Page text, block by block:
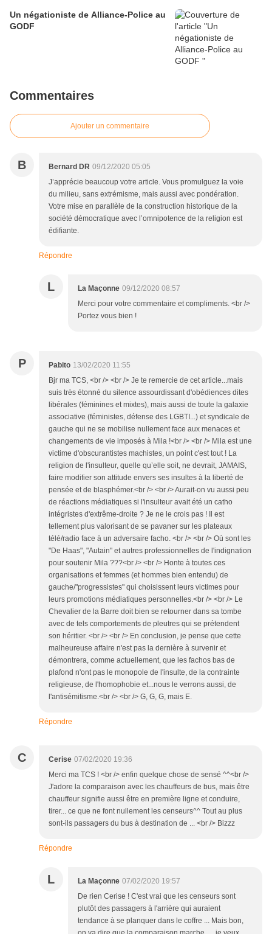
Un négationiste de Alliance-Police au
GODF
Commentaires
Ajouter un commentaire
B Bernard DR 09/12/2020 05:05
J’apprécie beaucoup votre article. Vous promulguez la voie
du milieu, sans extrémisme, mais aussi avec pondération.
Votre mise en parallèle de la construction historique de la
société démocratique avec l’omnipotence de la religion est
édifiante.
Répondre
L La Maçonne 09/12/2020 08:57
Merci pour votre commentaire et compliments. <br />
Portez vous bien !
P Pabito 13/02/2020 11:55
Bjr ma TCS, <br /> <br /> Je te remercie de cet article...mais
suis très étonné du silence assourdissant d'obédiences dites
libérales (féminines et mixtes), mais aussi de toute la galaxie
associative (féministes, défense des LGBTI...) et syndicale de
gauche qui ne se mobilise nullement face aux menaces et
changements de vie imposés à Mila !<br /> <br /> Mila est une
victime d'obscurantistes machistes, un point c'est tout ! La
religion de l'insulteur, quelle qu’elle soit, ne devrait, JAMAIS,
faire modifier son attitude envers ses insultes à la liberté de
pensée et de blasphémer.<br /> <br /> Aurait-on vu aussi peu
de réactions médiatiques si l'insulteur avait été un catho
intégristes d'extrême-droite ? Je ne le crois pas ! Il est
tellement plus valorisant de se pavaner sur les plateaux
télé/radio face à un adversaire facho. <br /> <br /> Où sont les
"De Haas", "Autain" et autres professionnelles de l'indignation
pour soutenir Mila ???<br /> <br /> Honte à toutes ces
organisations et femmes (et hommes bien entendu) de
gauche/"progressistes" qui choisissent leurs victimes pour
leurs promotions médiatiques personnelles.<br /> <br /> Le
Chevalier de la Barre doit bien se retourner dans sa tombe
avec de tels comportements de pleutres qui se prétendent
son héritier. <br /> <br /> En conclusion, je pense que cette
malheureuse affaire n'est pas la dernière à survenir et
démontrera, comme actuellement, que les fachos bas de
plafond n'ont pas le monopole de l'insulte, de la contrainte
religieuse, de l'homophobie et...nous le verrons aussi, de
l'antisémitisme.<br /> <br /> G, G, G, mais E.
Répondre
C Cerise 07/02/2020 19:36
Merci ma TCS ! <br /> enfin quelque chose de sensé ^^<br />
J'adore la comparaison avec les chauffeurs de bus, mais être
chauffeur signifie aussi être en première ligne et conduire,
tirer... ce que ne font nullement les censeurs^^ Tout au plus
sont-ils passagers du bus à destination de ... <br /> Bizzz
Répondre
L La Maçonne 07/02/2020 19:57
De rien Cerise ! C'est vrai que les censeurs sont
plutôt des passagers à l'arrière qui auraient
tendance à se planquer dans le coffre ... Mais bon,